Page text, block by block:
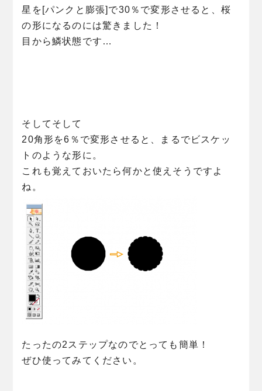
星を[パンクと膨張]で30％で変形させると、桜
の形になるのには驚きました！
目から鱗状態です…
そしてそして
20角形を6％で変形させると、まるでビスケッ
トのような形に。
これも覚えておいたら何かと使えそうですよ
ね。
たったの2ステップなのでとっても簡単！
ぜひ使ってみてください。